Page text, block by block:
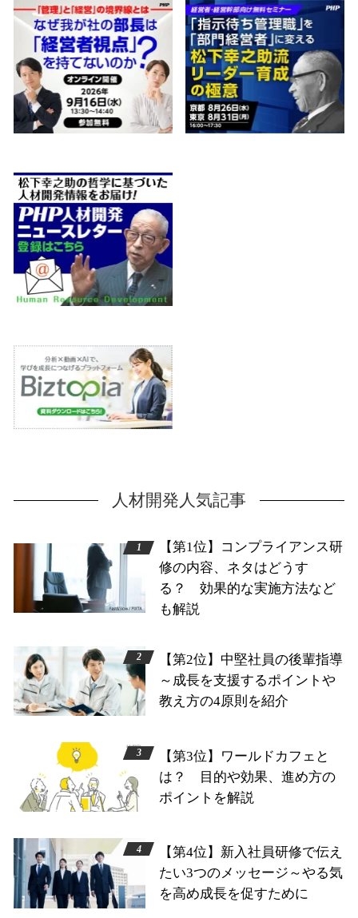
人材開発人気記事
【第1位】コンプライアンス研
修の内容、ネタはどうす
る？ 効果的な実施方法など
も解説
【第2位】中堅社員の後輩指導
～成長を支援するポイントや
教え方の4原則を紹介
【第3位】ワールドカフェと
は？ 目的や効果、進め方の
ポイントを解説
【第4位】新入社員研修で伝え
たい3つのメッセージ～やる気
を高め成長を促すために